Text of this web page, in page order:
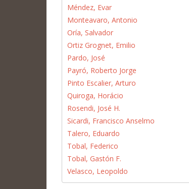
Méndez, Evar
Monteavaro, Antonio
Oría, Salvador
Ortiz Grognet, Emilio
Pardo, José
Payró, Roberto Jorge
Pinto Escalier, Arturo
Quiroga, Horácio
Rosendi, José H.
Sicardi, Francisco Anselmo
Talero, Eduardo
Tobal, Federico
Tobal, Gastón F.
Velasco, Leopoldo